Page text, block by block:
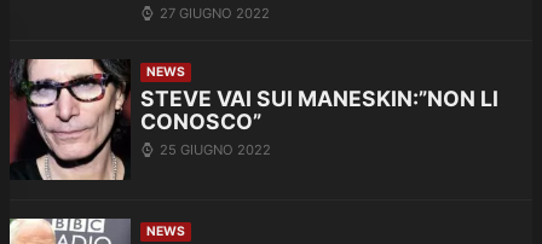
27 GIUGNO 2022
NEWS
STEVE VAI SUI MANESKIN:”NON LI
CONOSCO”
25 GIUGNO 2022
NEWS